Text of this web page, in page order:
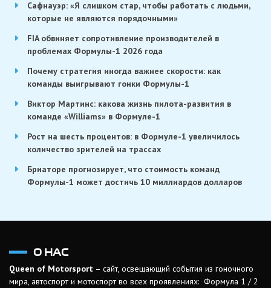
Сафнауэр: «Я слишком стар, чтобы работать с людьми,
которые не являются порядочными»
FIA обвиняет сопротивление производителей в
проблемах Формулы-1 2026 года
Почему стратегия иногда важнее скорости: как
команды выигрывают гонки Формулы-1
Виктор Мартинс: какова жизнь пилота-развития в
команде «Williams» в Формуле-1
Рост на шесть процентов: в Формуле-1 увеличилось
количество зрителей на трассах
Бриаторе прогнозирует, что стоимость команд
Формулы-1 может достичь 10 миллиардов долларов
О НАС
Queen of Motorsport – сайт, освещающий события из гоночного
мира, автоспорт и мотоспорт во всех проявлениях: Формула 1 / 2